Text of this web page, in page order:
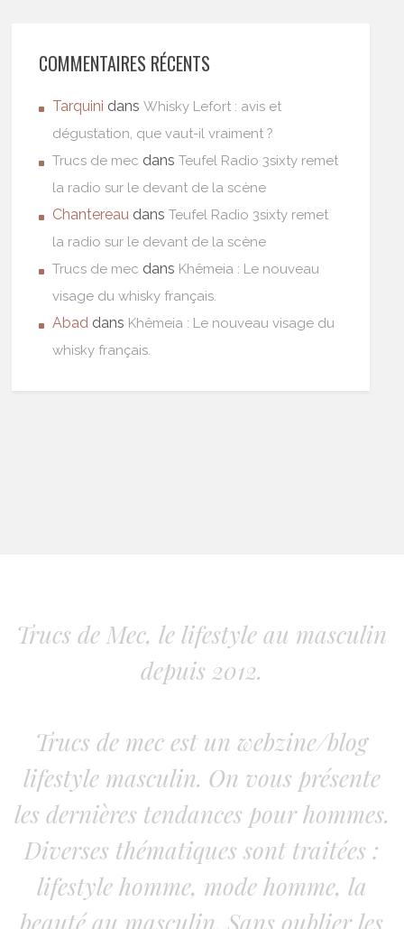
COMMENTAIRES RÉCENTS
Tarquini dansWhisky Lefort : avis et
dégustation, que vaut-il vraiment ?
Trucs de mec dansTeufel Radio 3sixty remet
la radio sur le devant de la scène
Chantereau dansTeufel Radio 3sixty remet
la radio sur le devant de la scène
Trucs de mec dans Khêmeia : Le nouveau
visage du whisky français.
Abad dans Khêmeia : Le nouveau visage du
whisky français.
Trucs de Mec, le lifestyle au masculin
depuis 2012.
Trucs de mec est un webzine/blog
lifestyle masculin. On vous présente
les dernières tendances pour hommes.
Diverses thématiques sont traitées :
lifestyle homme, mode homme, la
beauté au masculin. Sans oublier les